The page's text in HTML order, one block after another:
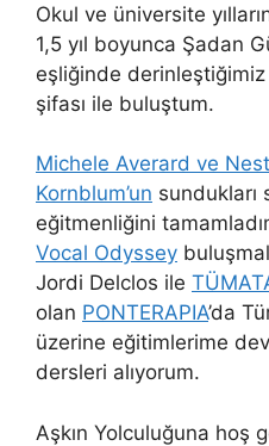
Okul ve üniversite
1,5 yıl boyunca Şadan
eşliğinde
şifası ile buluştum.
Michele Averard ve
Kornblum’un sundukları
eğitmenliğini
Vocal Odyssey
Jordi Delclos ile
olan PONTERAPIA’da
üzerine eğitimlerime
dersleri alıyorum.
Aşkın Yolculuğuna hoş